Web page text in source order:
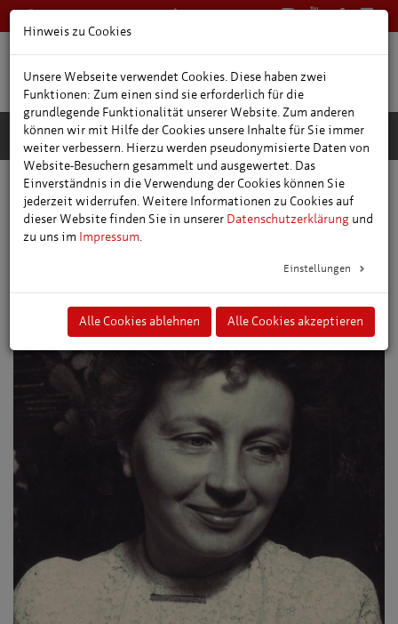
0361 66400
Persönlichkeiten Margaretha Reichardt
Hinweis zu Cookies
Unsere Webseite verwendet Cookies. Diese haben zwei
Funktionen: Zum einen sind sie erforderlich für die
grundlegende Funktionalität unserer Website. Zum anderen
können wir mit Hilfe der Cookies unsere Inhalte für Sie immer
weiter verbessern. Hierzu werden pseudonymisierte Daten von
Website-Besuchern gesammelt und ausgewertet. Das
Einverständnis in die Verwendung der Cookies können Sie
jederzeit widerrufen. Weitere Informationen zu Cookies auf
dieser Website finden Sie in unserer Datenschutzerklärung und
zu uns im Impressum.
Einstellungen
Alle Cookies ablehnen Alle Cookies akzeptieren